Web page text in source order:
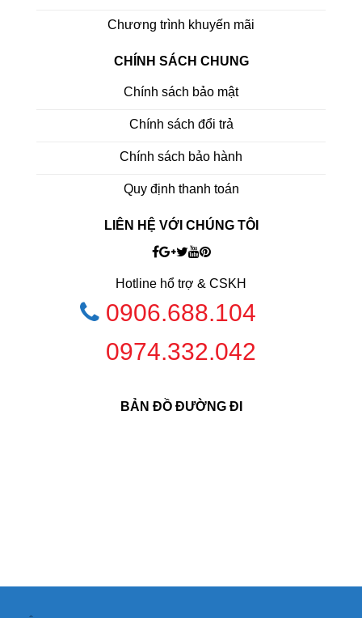
Chương trình khuyến mãi
CHÍNH SÁCH CHUNG
Chính sách bảo mật
Chính sách đổi trả
Chính sách bảo hành
Quy định thanh toán
LIÊN HỆ VỚI CHÚNG TÔI
Hotline hổ trợ & CSKH
0906.688.104
0974.332.042
BẢN ĐỒ ĐƯỜNG ĐI